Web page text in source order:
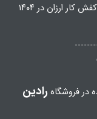
کار ارزان در ۱۴۰۴
در فروشگاهرادین